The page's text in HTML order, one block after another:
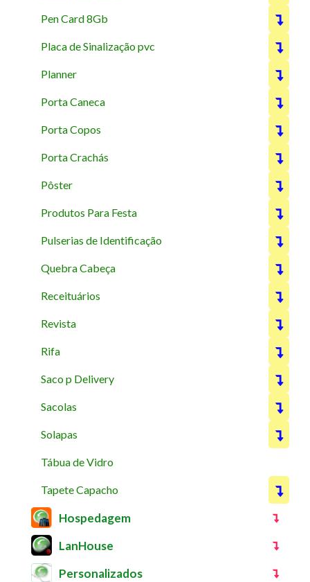
Pen Card 8Gb
Placa de Sinalização pvc
Planner
Porta Caneca
Porta Copos
Porta Crachás
Pôster
Produtos Para Festa
Pulserias de Identificação
Quebra Cabeça
Receituários
Revista
Rifa
Saco p Delivery
Sacolas
Solapas
Tábua de Vidro
Tapete Capacho
Hospedagem
LanHouse
Personalizados